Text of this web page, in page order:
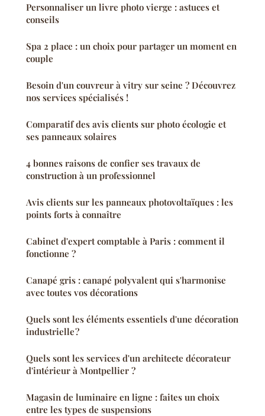
Personnaliser un livre photo vierge : astuces et
conseils
Spa 2 place : un choix pour partager un moment en
couple
Besoin d'un couvreur à vitry sur seine ? Découvrez
nos services spécialisés !
Comparatif des avis clients sur photo écologie et
ses panneaux solaires
4 bonnes raisons de confier ses travaux de
construction à un professionnel
Avis clients sur les panneaux photovoltaïques : les
points forts à connaître
Cabinet d'expert comptable à Paris : comment il
fonctionne ?
Canapé gris : canapé polyvalent qui s'harmonise
avec toutes vos décorations
Quels sont les éléments essentiels d'une décoration
industrielle ?
Quels sont les services d'un architecte décorateur
d'intérieur à Montpellier ?
Magasin de luminaire en ligne : faites un choix
entre les types de suspensions